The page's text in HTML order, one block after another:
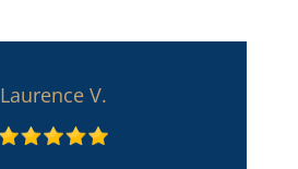
Laurence V.